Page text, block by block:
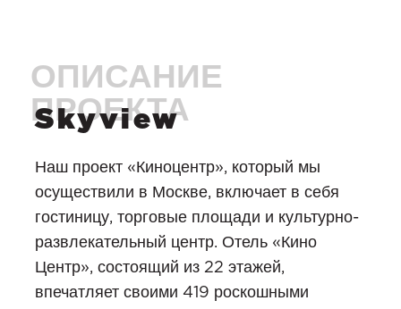
Skyview
Наш проект «Киноцентр», который мы
осуществили в Москве, включает в себя
гостиницу, торговые площади и культурно-
развлекательный центр. Отель «Кино
Центр», состоящий из 22 этажей,
впечатляет своими 419 роскошными